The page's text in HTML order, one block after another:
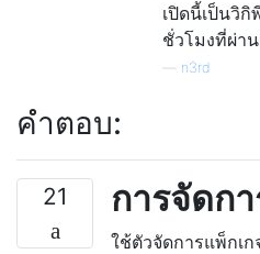
เปิดนี้เป็นวิกิ
ชั่วโมงที่ผ่า
n3rd
คำตอบ:
21 การจัดก
ใช้ตัวจัดการแพ็กเ